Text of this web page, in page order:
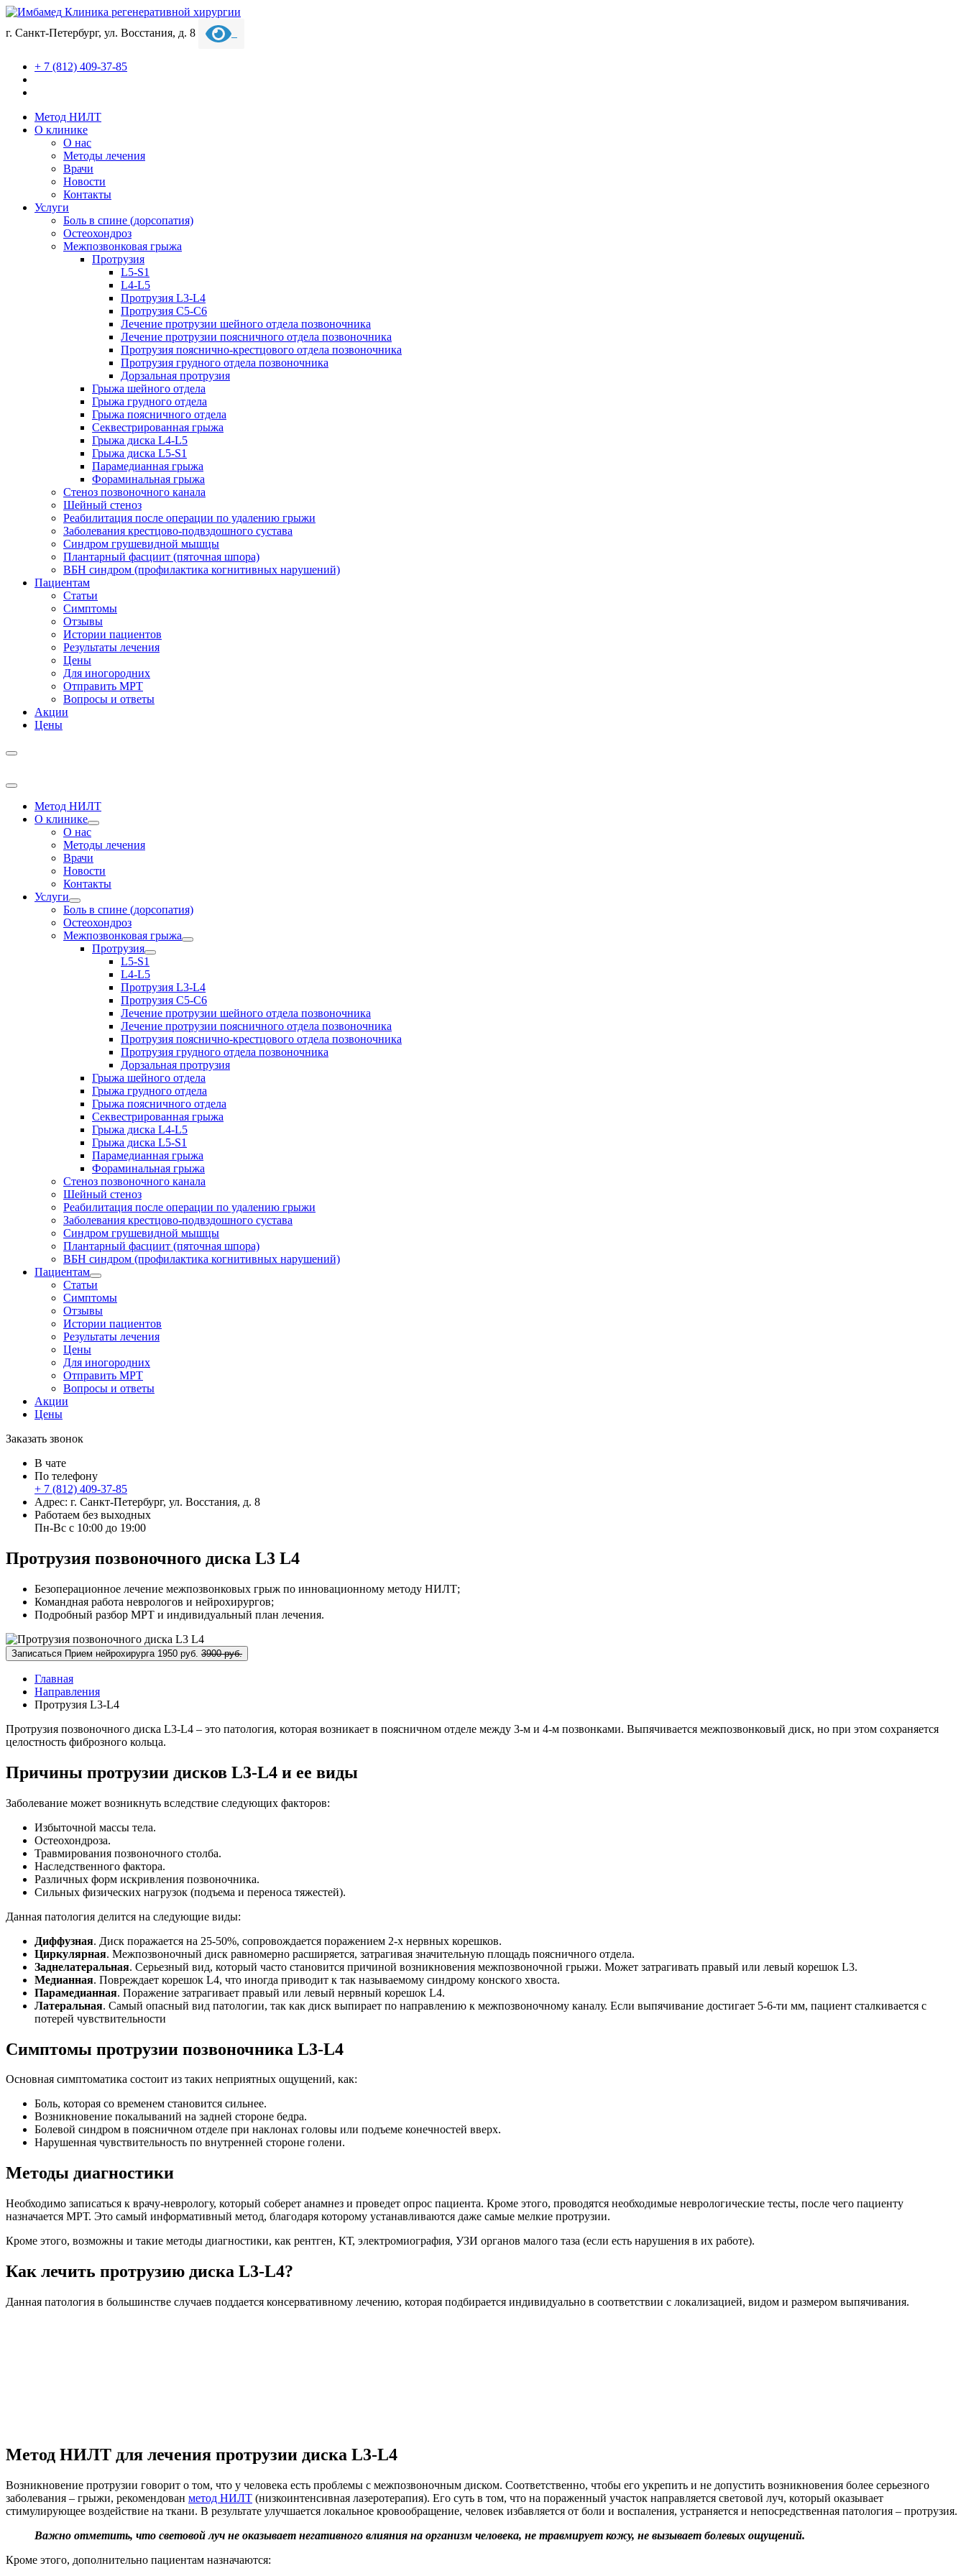
Клиника регенеративной хирургии
г. Санкт-Петербург, ул. Восстания, д. 8
+ 7 (812) 409-37-85
Метод НИЛТ
О клинике
О нас
Методы лечения
Врачи
Новости
Контакты
Услуги
Боль в спине (дорсопатия)
Остеохондроз
Межпозвонковая грыжа
Протрузия
L5-S1
L4-L5
Протрузия L3-L4
Протрузия С5-С6
Лечение протрузии шейного отдела позвоночника
Лечение протрузии поясничного отдела позвоночника
Протрузия пояснично-крестцового отдела позвоночника
Протрузия грудного отдела позвоночника
Дорзальная протрузия
Грыжа шейного отдела
Грыжа грудного отдела
Грыжа поясничного отдела
Секвестрированная грыжа
Грыжа диска L4-L5
Грыжа диска L5-S1
Парамедианная грыжа
Фораминальная грыжа
Стеноз позвоночного канала
Шейный стеноз
Реабилитация после операции по удалению грыжи
Заболевания крест­цово-подвздошного сустава
Синдром грушевидной мышцы
Плантарный фасциит (пяточная шпора)
ВБН синдром (профи­лактика когнитивных нарушений)
Пациентам
Статьи
Симптомы
Отзывы
Истории пациентов
Результаты лечения
Цены
Для иногородних
Отправить МРТ
Вопросы и ответы
Акции
Цены
Метод НИЛТ
О клинике
О нас
Методы лечения
Врачи
Новости
Контакты
Услуги
Боль в спине (дорсопатия)
Остеохондроз
Межпозвонковая грыжа
Протрузия
L5-S1
L4-L5
Протрузия L3-L4
Протрузия С5-С6
Лечение протрузии шейного отдела позвоночника
Лечение протрузии поясничного отдела позвоночника
Протрузия пояснично-крестцового отдела позвоночника
Протрузия грудного отдела позвоночника
Дорзальная протрузия
Грыжа шейного отдела
Грыжа грудного отдела
Грыжа поясничного отдела
Секвестрированная грыжа
Грыжа диска L4-L5
Грыжа диска L5-S1
Парамедианная грыжа
Фораминальная грыжа
Стеноз позвоночного канала
Шейный стеноз
Реабилитация после операции по удалению грыжи
Заболевания крест­цово-подвздошного сустава
Синдром грушевидной мышцы
Плантарный фасциит (пяточная шпора)
ВБН синдром (профи­лактика когнитивных нарушений)
Пациентам
Статьи
Симптомы
Отзывы
Истории пациентов
Результаты лечения
Цены
Для иногородних
Отправить МРТ
Вопросы и ответы
Акции
Цены
Заказать звонок
В чате
По телефону
+ 7 (812) 409-37-85
Адрес: г. Санкт-Петербург, ул. Восстания, д. 8
Работаем без выходных
Пн-Вс с 10:00 до 19:00
Протрузия позвоночного диска L3 L4
Безоперационное лечение межпозвонковых грыж по инновационному методу НИЛТ;
Командная работа неврологов и нейрохирургов;
Подробный разбор МРТ и индивидуальный план лечения.
Записаться Прием нейрохирурга 1950 руб. 3900 руб.
Главная
Направления
Протрузия L3-L4
Протрузия позвоночного диска L3-L4 – это патология, которая возникает в поясничном отделе между 3-м и 4-м позвонками. Выпячивается межпозвонковый диск, но при этом сохраняется
целостность фиброзного кольца.
Причины протрузии дисков L3-L4 и ее виды
Заболевание может возникнуть вследствие следующих факторов:
Избыточной массы тела.
Остеохондроза.
Травмирования позвоночного столба.
Наследственного фактора.
Различных форм искривления позвоночника.
Сильных физических нагрузок (подъема и переноса тяжестей).
Данная патология делится на следующие виды:
Диффузная. Диск поражается на 25-50%, сопровождается поражением 2-х нервных корешков.
Циркулярная. Межпозвоночный диск равномерно расширяется, затрагивая значительную площадь поясничного отдела.
Заднелатеральная. Серьезный вид, который часто становится причиной возникновения межпозвоночной грыжи. Может затрагивать правый или левый корешок L3.
Медианная. Повреждает корешок L4, что иногда приводит к так называемому синдрому конского хвоста.
Парамедианная. Поражение затрагивает правый или левый нервный корешок L4.
Латеральная. Самый опасный вид патологии, так как диск выпирает по направлению к межпозвоночному каналу. Если выпячивание достигает 5-6-ти мм, пациент сталкивается с
потерей чувствительности
Симптомы протрузии позвоночника L3-L4
Основная симптоматика состоит из таких неприятных ощущений, как:
Боль, которая со временем становится сильнее.
Возникновение покалываний на задней стороне бедра.
Болевой синдром в поясничном отделе при наклонах головы или подъеме конечностей вверх.
Нарушенная чувствительность по внутренней стороне голени.
Методы диагностики
Необходимо записаться к врачу-неврологу, который соберет анамнез и проведет опрос пациента. Кроме этого, проводятся необходимые неврологические тесты, после чего пациенту
назначается МРТ. Это самый информативный метод, благодаря которому устанавливаются даже самые мелкие протрузии.
Кроме этого, возможны и такие методы диагностики, как рентген, КТ, электромиография, УЗИ органов малого таза (если есть нарушения в их работе).
Как лечить протрузию диска L3-L4?
Данная патология в большинстве случаев поддается консервативному лечению, которая подбирается индивидуально в соответствии с локализацией, видом и размером выпячивания.
Метод НИЛТ для лечения протрузии диска L3-L4
Возникновение протрузии говорит о том, что у человека есть проблемы с межпозвоночным диском. Соответственно, чтобы его укрепить и не допустить возникновения более серьезного
заболевания – грыжи, рекомендован метод НИЛТ (низкоинтенсивная лазеротерапия). Его суть в том, что на пораженный участок направляется световой луч, который оказывает
стимулирующее воздействие на ткани. В результате улучшается локальное кровообращение, человек избавляется от боли и воспаления, устраняется и непосредственная патология – протрузия.
Важно отметить, что световой луч не оказывает негативного влияния на организм человека, не травмирует кожу, не вызывает болевых ощущений.
Кроме этого, дополнительно пациентам назначаются: